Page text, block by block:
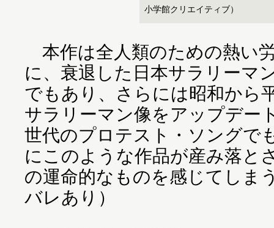
小学館クリエイティブ）
本作は全人類のための熱い
に、衰退した日本サラリーマ
でもあり、さらには昭和から
サラリーマン像をアップデー
世代のプロテスト・ソングで
にこのような作品が産み落と
の運命的なものを感じてしま
バレあり）